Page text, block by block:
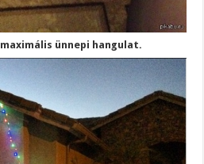
ünnepi hangulat.